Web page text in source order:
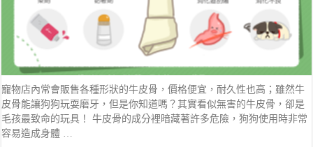
寵物店內常會販售各種形狀的牛皮骨，價格便宜，耐久性也高；雖然牛
皮骨能讓狗狗玩耍磨牙，但是你知道嗎？其實看似無害的牛皮骨，卻是
毛孩最致命的玩具！ 牛皮骨的成分裡暗藏著許多危險，狗狗使用時非常
容易造成身體 …